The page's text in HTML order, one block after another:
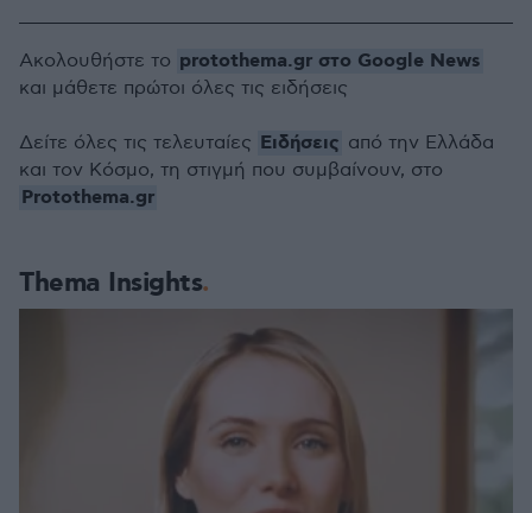
Thema Insights
Ακολουθήστε το protothema.gr στο Google News
και μάθετε πρώτοι όλες τις ειδήσεις
Δείτε όλες τις τελευταίες Ειδήσεις από την Ελλάδα
και τον Κόσμο, τη στιγμή που συμβαίνουν, στο
Protothema.gr